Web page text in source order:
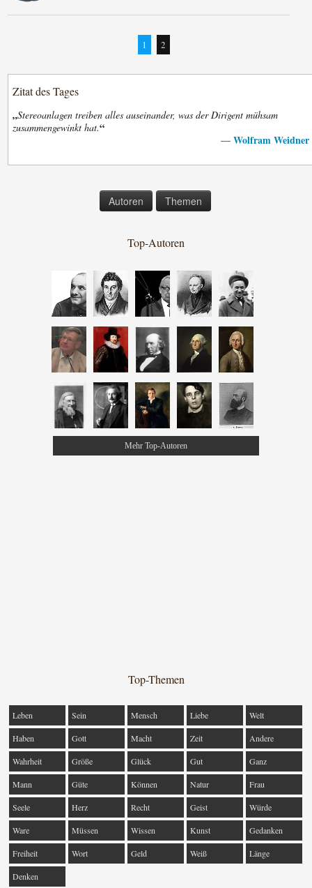
1 2
Zitat des Tages
„Stereoanlagen treiben alles auseinander, was der Dirigent mühsam
zusammengewinkt hat.“
— Wolfram Weidner
Autoren Themen
Top-Autoren
Mehr Top-Autoren
Top-Themen
Leben Sein Mensch Liebe Welt
Haben Gott Macht Zeit Andere
Wahrheit Größe Glück Gut Ganz
Mann Güte Können Natur Frau
Seele Herz Recht Geist Würde
Ware Müssen Wissen Kunst Gedanken
Freiheit Wort Geld Weiß Länge
Denken